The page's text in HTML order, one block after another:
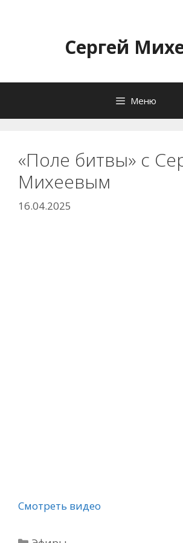
содержимомуСергей
Меню
«Поле битвы» с
Михеевым
16.04.2025
Смотреть видео